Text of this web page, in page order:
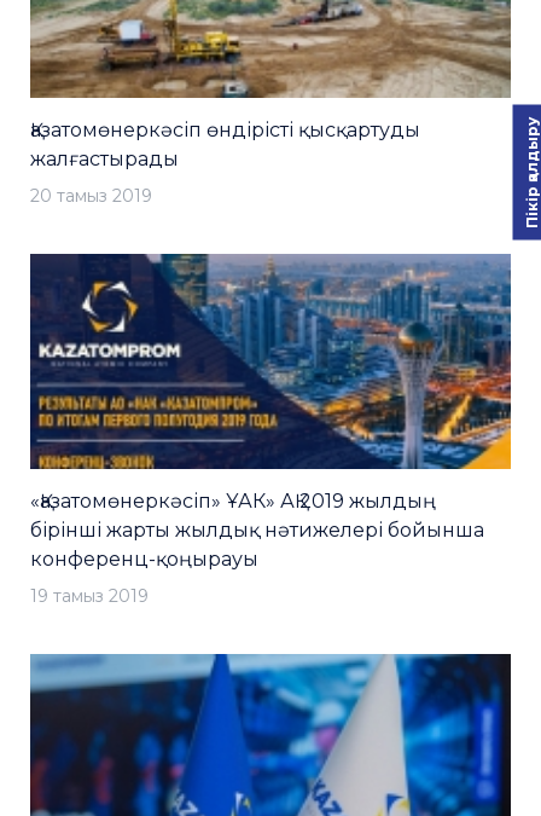
Қазатомөнеркәсіп өндірісті қысқартуды
жалғастырады
20 тамыз 2019
«Қазатомөнеркәсіп» ҰАК» АҚ 2019 жылдың
бірінші жарты жылдық нәтижелері бойынша
конференц-қоңырауы
19 тамыз 2019
Пікір қалдыру